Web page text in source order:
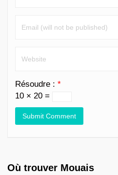
Résoudre : *
10 × 20 =
Où trouver Mouais